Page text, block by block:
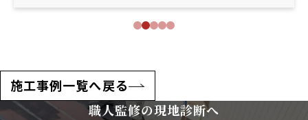
施工事例一覧へ戻る
職人監修の現地診断へ